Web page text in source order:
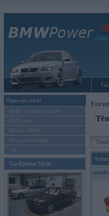
Ziņas un raksti
BMW modeļu jaunumi
BMW testi
Mēneša BMW
Sērijveida tūnings
Vel...
Gadījuma bilde